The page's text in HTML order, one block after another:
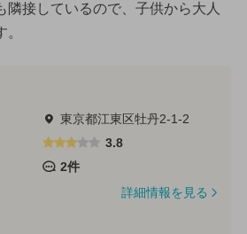
隣接しているので、子供から大人
東京都江東区牡丹2-1-2
3.8
2件
詳細情報を見る